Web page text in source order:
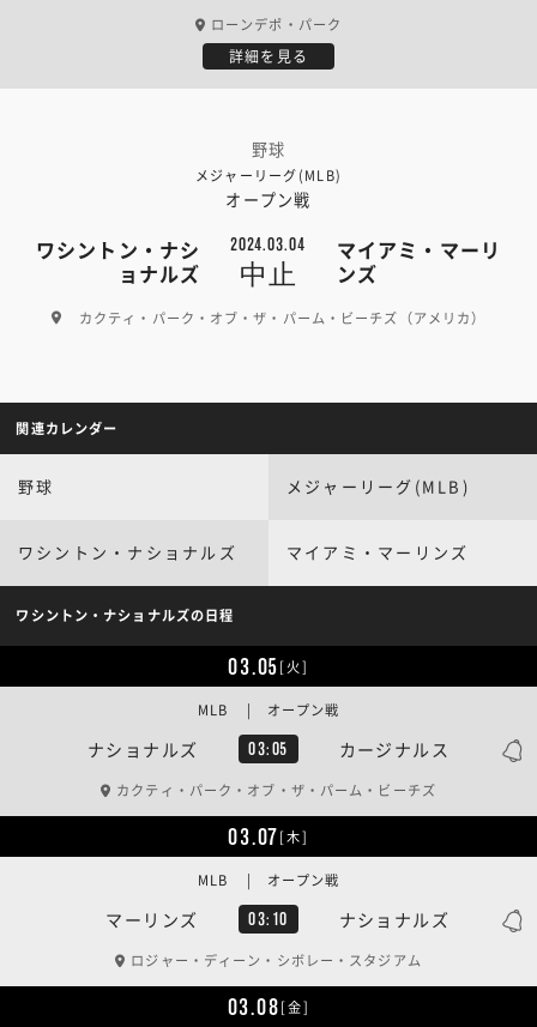
ローンデポ・パーク
詳細を見る
野球
メジャーリーグ(MLB)
オープン戦
ワシントン・ナシ
ョナルズ
2024.03.04
中止
マイアミ・マーリ
ンズ
カクティ・パーク・オブ・ザ・パーム・ビーチズ（アメリカ）
関連カレンダー
野球 メジャーリーグ(MLB)
ワシントン・ナショナルズ マイアミ・マーリンズ
ワシントン・ナショナルズの日程
03.05[火]
ナショナルズ 03:05 カージナルス
MLB | オープン戦
カクティ・パーク・オブ・ザ・パーム・ビーチズ
03.07[木]
マーリンズ 03:10 ナショナルズ
MLB | オープン戦
ロジャー・ディーン・シボレー・スタジアム
03.08[金]